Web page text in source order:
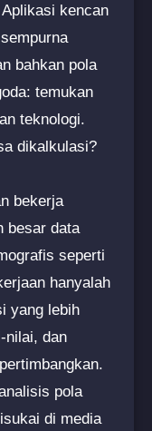
kencan
bahkan pola
temukan
teknologi.
dikalkulasi?
bekerja
besar data
seperti
hanyalah
yang lebih
nilai, dan
pola
di media